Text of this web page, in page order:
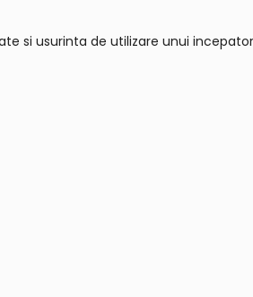
si usurinta de utilizare unui